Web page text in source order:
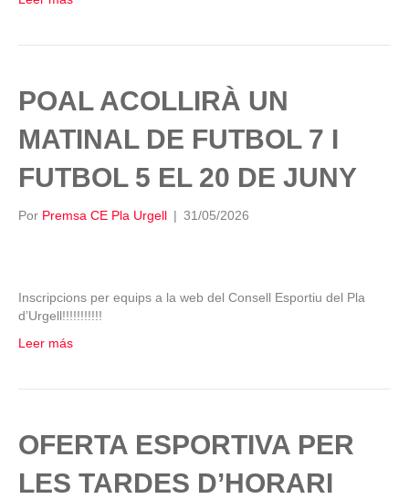
POAL ACOLLIRÀ UN
MATINAL DE FUTBOL 7 I
FUTBOL 5 EL 20 DE JUNY
Por Premsa CE Pla Urgell | 31/05/2026
Inscripcions per equips a la web del Consell Esportiu del Pla
d’Urgell!!!!!!!!!!!
Leer más
OFERTA ESPORTIVA PER
LES TARDES D’HORARI